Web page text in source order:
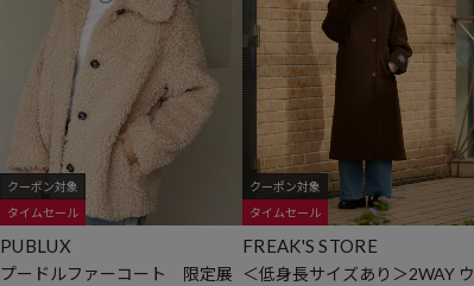
クーポン対象
タイムセール
PUBLUX
プードルファーコート 限定展
クーポン対象
タイムセール
FREAK'S STORE
＜低身長サイズあり＞2WAY ウ